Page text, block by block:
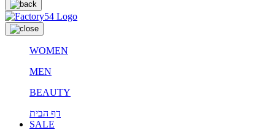
WOMEN
MEN
BEAUTY
דף הבית
SALE